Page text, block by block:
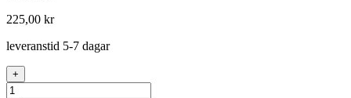
225,00 kr
leveranstid 5-7 dagar
+
Antal